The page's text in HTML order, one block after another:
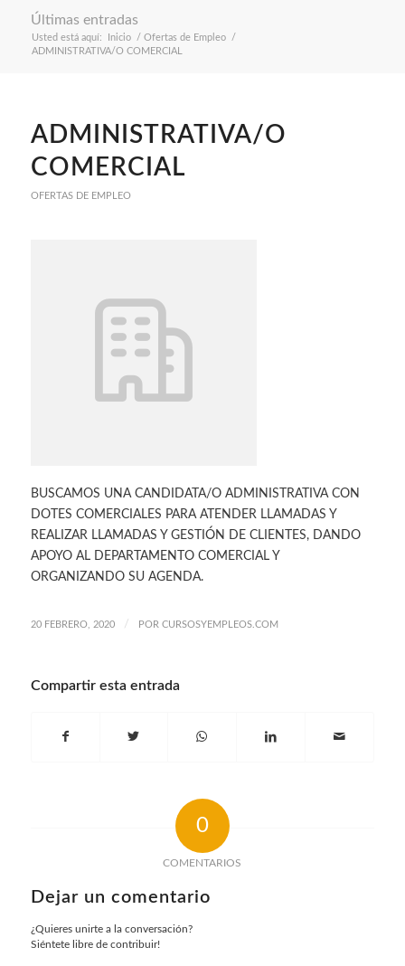
Últimas entradas
Usted está aquí: Inicio / Ofertas de Empleo
/
ADMINISTRATIVA/O COMERCIAL
ADMINISTRATIVA/O
COMERCIAL
OFERTAS DE EMPLEO
BUSCAMOS UNA CANDIDATA/O ADMINISTRATIVA CON
DOTES COMERCIALES PARA ATENDER LLAMADAS Y
REALIZAR LLAMADAS Y GESTIÓN DE CLIENTES, DANDO
APOYO AL DEPARTAMENTO COMERCIAL Y
ORGANIZANDO SU AGENDA.
20 FEBRERO, 2020 / POR CURSOSYEMPLEOS.COM
Compartir esta entrada
0
COMENTARIOS
Dejar un comentario
¿Quieres unirte a la conversación?
Siéntete libre de contribuir!